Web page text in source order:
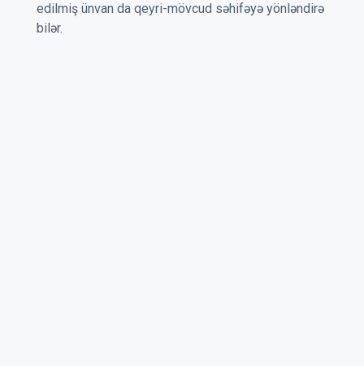
edilmiş ünvan da qeyri-mövcud səhifəyə yönləndirə
bilər.